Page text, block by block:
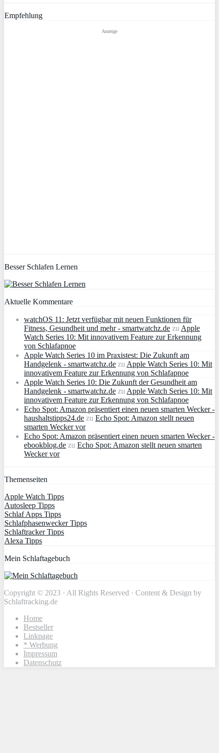
Empfehlung
Anzeige
Besser Schlafen Lernen
Aktuelle Kommentare
watchOS 11: Jetzt verfügbar mit neuen Funktionen für
Fitness, Gesundheit und mehr - smartwatchz.de zu Apple
Watch Series 10: Mit innovativem Feature zur Erkennung
von Schlafapnoe
Apple Watch Series 10 im Praxistest: Die Zukunft am
Handgelenk - smartwatchz.de zu Apple Watch Series 10: Mit
innovativem Feature zur Erkennung von Schlafapnoe
Apple Watch Series 10: Die Zukunft der Gesundheit am
Handgelenk - smartwatchz.de zu Apple Watch Series 10: Mit
innovativem Feature zur Erkennung von Schlafapnoe
Echo Spot: Amazon präsentiert einen neuen smarten Wecker -
haushaltstipps24.de zu Echo Spot: Amazon stellt neuen
smarten Wecker vor
Echo Spot: Amazon präsentiert einen neuen smarten Wecker -
ebookblog.de zu Echo Spot: Amazon stellt neuen smarten
Wecker vor
Themenseiten
Apple Watch Tipps
Autosleep Tipps
Schlaf Apps Tipps
Schlafphasenwecker Tipps
Schlaftracker Tipps
Alexa Tipps
Mein Schlaftagebuch
Copyright © 2023 · All Rights Reserved · Content & Design by
Schlaftracking.de
Home
Bestseller
Linkpage
* Werbung
Impressum
Datenschutz